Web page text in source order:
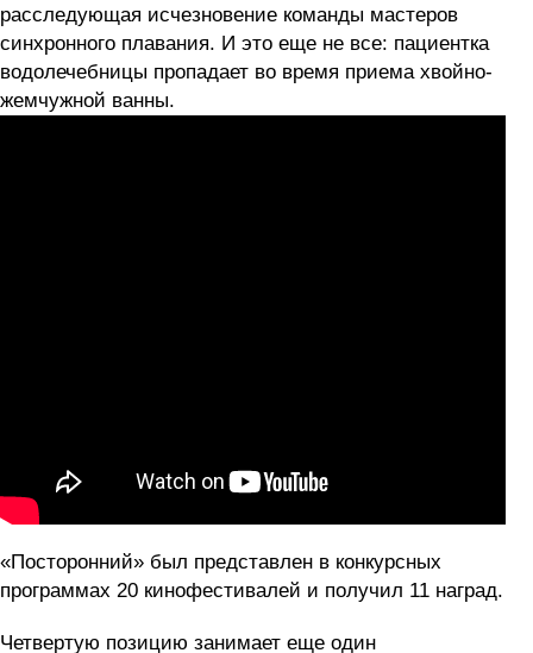
расследующая исчезновение команды мастеров
синхронного плавания. И это еще не все: пациентка
водолечебницы пропадает во время приема хвойно-
жемчужной ванны.
«Посторонний» был представлен в конкурсных
программах 20 кинофестивалей и получил 11 наград.
Четвертую позицию занимает еще один